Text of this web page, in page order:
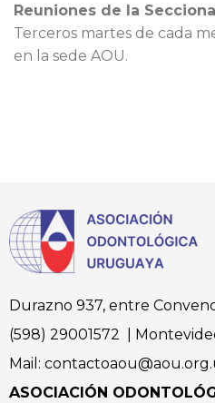
Reuniones de la
Terceros martes de cada
en la sede AOU.
Durazno 937, entre
(598) 29001572 |
Mail:
ASOCIACIÓN